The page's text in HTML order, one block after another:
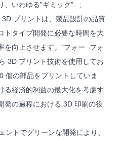
、いわゆる"ギミック". ;
プリントは、製品設計の品質
トタイプ開発に必要な時間を大
を向上させます。"フォー -フォ
3D プリント技術を使用してお
個の部品をプリントしていま
る経済的利益の最大化を考慮す
発の過程における 3D 印刷の役​​
ントでグリーンな開発により、